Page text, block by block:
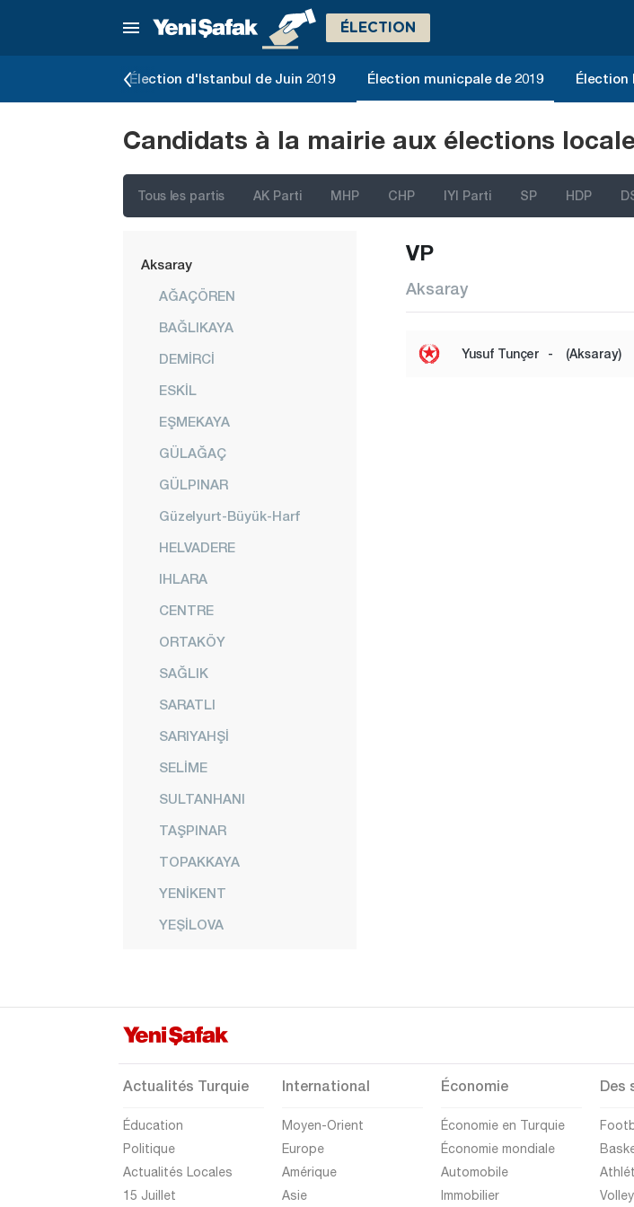
ÉLECTION
Élection d'Istanbul de Juin 2019 Élection municpale de 2019 Élection
Candidats à la mairie aux élections
Tous les partis AK Parti MHP CHP IYI Parti SP HDP
Ankara
Izmir
Adana
Afyonkarahisar
Aksaray
AĞAÇÖREN
BAĞLIKAYA
DEMİRCİ
ESKİL
EŞMEKAYA
GÜLAĞAÇ
GÜLPINAR
Güzelyurt-Büyük-Harf
HELVADERE
IHLARA
CENTRE
ORTAKÖY
SAĞLIK
SARATLI
SARIYAHŞİ
SELİME
SULTANHANI
TAŞPINAR
TOPAKKAYA
YENİKENT
YEŞİLOVA
Ardahan
Artvin
Balıkesir
Bartın
VP
Aksaray
Yusuf Tunçer - (Aksaray)
Actualités Turquie
Éducation
Politique
Actualités Locales
15 Juillet
International
Moyen-Orient
Europe
Amérique
Asie
Économie
Économie en Turquie
Économie mondiale
Automobile
Immobilier
Des